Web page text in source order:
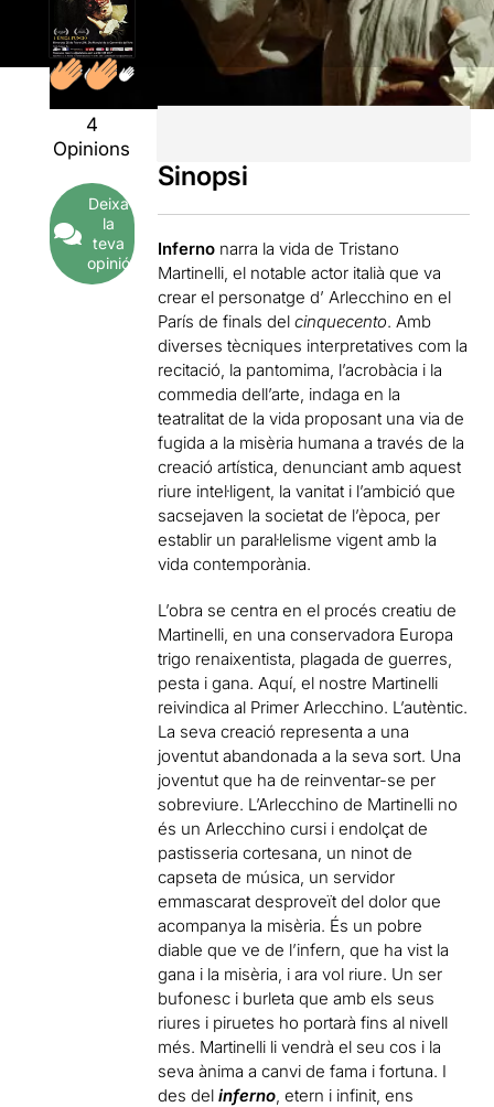
4
Opinions
Deixa
la
teva
opinió
Sinopsi
Inferno narra la vida de Tristano
Martinelli, el notable actor italià que va
crear el personatge d’ Arlecchino en el
París de finals delcinquecento. Amb
diverses tècniques interpretatives com la
recitació, la pantomima, l’acrobàcia i la
commedia dell’arte, indaga en la
teatralitat de la vida proposant una via de
fugida a la misèria humana a través de la
creació artística, denunciant amb aquest
riure intel·ligent, la vanitat i l’ambició que
sacsejaven la societat de l’època, per
establir un paral·lelisme vigent amb la
vida contemporània.
L’obra se centra en el procés creatiu de
Martinelli, en una conservadora Europa
trigo renaixentista, plagada de guerres,
pesta i gana. Aquí, el nostre Martinelli
reivindica al Primer Arlecchino. L’autèntic.
La seva creació representa a una
joventut abandonada a la seva sort. Una
joventut que ha de reinventar-se per
sobreviure. L’Arlecchino de Martinelli no
és un Arlecchino cursi i endolçat de
pastisseria cortesana, un ninot de
capseta de música, un servidor
emmascarat desproveït del dolor que
acompanya la misèria. És un pobre
diable que ve de l’infern, que ha vist la
gana i la misèria, i ara vol riure. Un ser
bufonesc i burleta que amb els seus
riures i piruetes ho portarà fins al nivell
més. Martinelli li vendrà el seu cos i la
seva ànima a canvi de fama i fortuna. I
des delinferno , etern i infinit, ens